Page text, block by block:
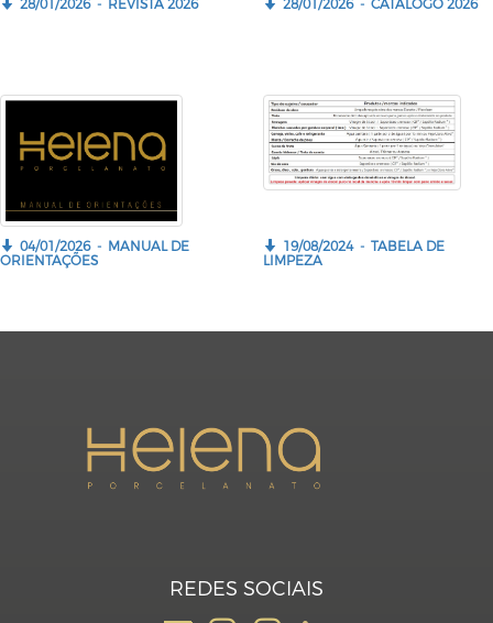
28/01/2026 - REVISTA 2026 28/01/2026 - CATÁLOGO 2026
04/01/2026 - MANUAL DE
ORIENTAÇÕES
19/08/2024 - TABELA DE
LIMPEZA
REDES SOCIAIS